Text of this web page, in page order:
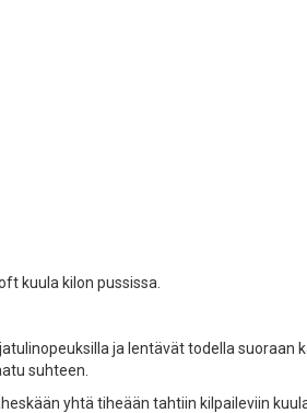
kuula kilon pussissa.
ja lentävät todella
suhteen.
yhtä tiheään tahtiin kilpaileviin